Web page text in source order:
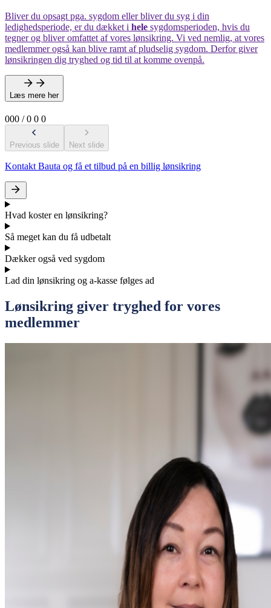
Bliver du opsagt pga. sygdom eller bliver du syg i din
ledighedsperiode, er du dækket i hele sygdomsperioden, hvis du
tegner og bliver omfattet af vores lønsikring. Vi ved nemlig, at vores
medlemmer også kan blive ramt af pludselig sygdom. Derfor giver
lønsikringen dig tryghed og tid til at komme ovenpå.
Læs mere her
000 / 0 0 0
Previous slide Next slide
Kontakt Bauta og få et tilbud på en billig lønsikring
Hvad koster en lønsikring?
Så meget kan du få udbetalt
Dækker også ved sygdom
Lad din lønsikring og a-kasse følges ad
Lønsikring giver tryghed for vores
medlemmer